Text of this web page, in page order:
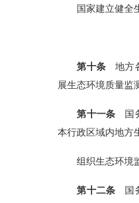
国家建立健全
第十条地方
展生态环境质量监
第十一条 国
本行政区域内地方
组织生态环境
第十二条 国